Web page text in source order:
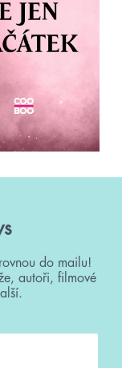
do mailu!
autoři, filmové